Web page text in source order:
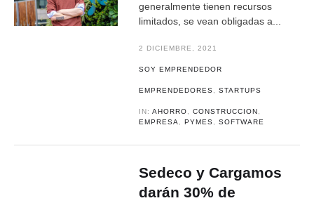
generalmente tienen recursos
limitados, se vean obligadas a...
2 DICIEMBRE, 2021
SOY EMPRENDEDOR
EMPRENDEDORES ,STARTUPS
IN:AHORRO ,CONSTRUCCION
EMPRESA
,PYMES ,SOFTWARE
Sedeco y Cargamos
darán 30% de